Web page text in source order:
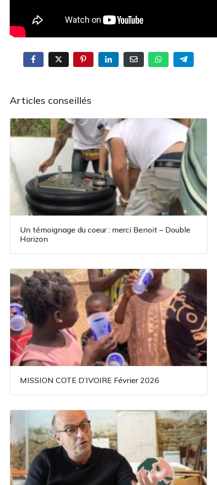
Articles conseillés
Un témoignage du coeur : merci Benoit – Double
Horizon
MISSION COTE D’IVOIRE Février 2026